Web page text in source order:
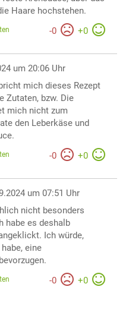
Haare hochstehen.
-0 +0
um 20:06 Uhr
mich dieses Rezept
Zutaten, bzw. Die
mich nicht zum
den Leberkäse und
-0 +0
um 07:51 Uhr
nicht besonders
habe es deshalb
Ich würde,
eine
-0 +0